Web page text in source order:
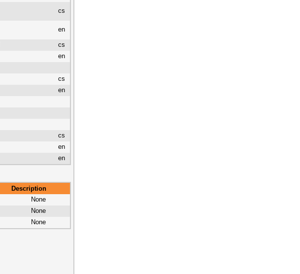
cs
en
cs
en
cs
en
cs
en
en
Description
None
None
None